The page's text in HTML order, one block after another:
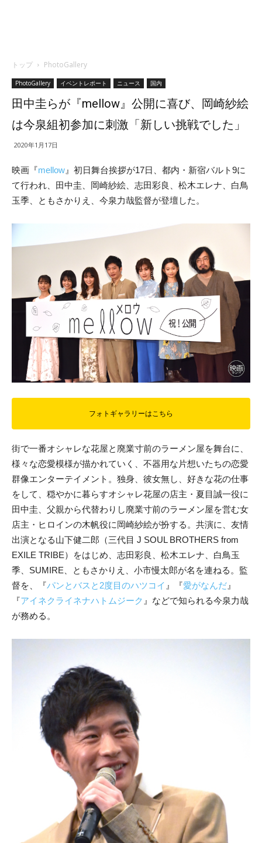
トップ PhotoGallery
PhotoGallery イベントレポート ニュース 国内
田中圭らが『mellow』公開に喜び、岡崎紗絵
は今泉組初参加に刺激「新しい挑戦でした」
2020年1月17日
映画『mellow 』初日舞台挨拶が17日、都内・新宿バルト9に
て行われ、田中圭、岡崎紗絵、志田彩良、 松木エレナ、白鳥
玉季、ともさかりえ、今泉力哉監督が登壇した。
フォトギャラリーはこちら
街で一番オシャレな花屋と廃業寸前のラーメン屋を舞台に、
様々な恋愛模様が描かれていく、不器用な片想いたちの恋愛
群像エンターテイメント。独身、彼女無し、好きな花の仕事
をして、穏やかに暮らすオシャレ花屋の店主・夏目誠一役に
田中圭、父親から代替わりし廃業寸前のラーメン屋を営む女
店主・ヒロインの木帆役に岡崎紗絵が扮する。共演に、友情
出演となる山下健二郎（三代目 J SOUL BROTHERS from
EXILE TRIBE）をはじめ、志田彩良、松木エレナ、白鳥玉
季、SUMIRE、ともさかりえ、小市慢太郎が名を連ねる。監
督を、『パンとバスと2度目のハツコイ 』『愛がなんだ 』
『アイネクライネナハトムジーク 』などで知られる今泉力哉
が務める。